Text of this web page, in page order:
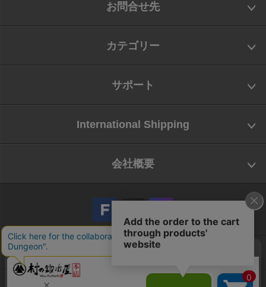
お問合せ先
カテゴリー
サポート
International Shipping
会社概要
会社概要